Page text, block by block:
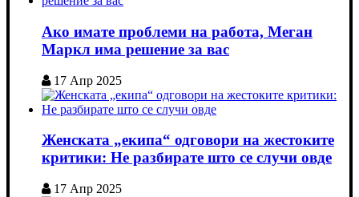
Ако имате проблеми на работа, Меган
Маркл има решение за вас
17 Апр 2025
Женската „екипа“ одговори на жестоките
критики: Не разбирате што се случи овде
17 Апр 2025